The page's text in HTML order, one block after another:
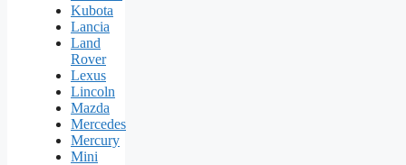
Kubota
Lancia
Land
Rover
Lexus
Lincoln
Mazda
Mercedes
Mercury
Mini